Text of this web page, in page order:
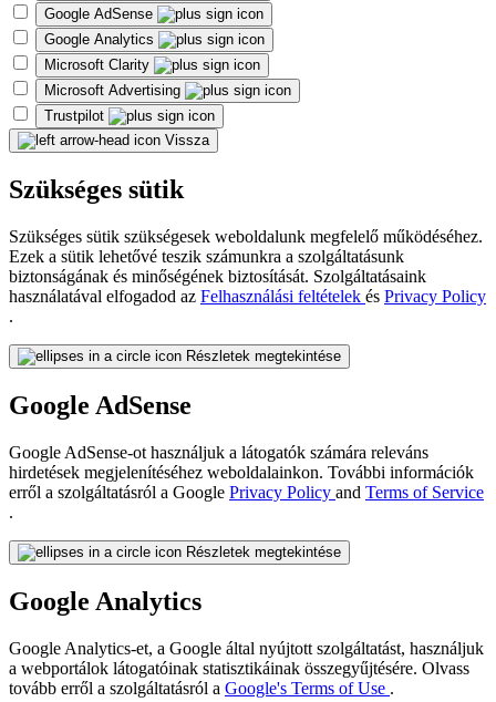
Google AdSense
Google Analytics
Microsoft Clarity
Microsoft Advertising
Trustpilot
Vissza
Szükséges sütik
Szükséges sütik szükségesek weboldalunk megfelelő működéséhez.
Ezek a sütik lehetővé teszik számunkra a szolgáltatásunk
biztonságának és minőségének biztosítását. Szolgáltatásaink
használatával elfogadod az Felhasználási feltételek és Privacy Policy
.
Részletek megtekintése
Google AdSense
Google AdSense-ot használjuk a látogatók számára releváns
hirdetések megjelenítéséhez weboldalainkon. További információk
erről a szolgáltatásról a Google Privacy Policy and Terms of Service
.
Részletek megtekintése
Google Analytics
Google Analytics-et, a Google által nyújtott szolgáltatást, használjuk
a webportálok látogatóinak statisztikáinak összegyűjtésére. Olvass
tovább erről a szolgáltatásról a Google's Terms of Use .